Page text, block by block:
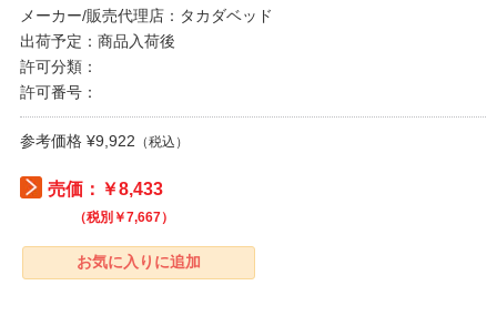
メーカー/販売代理店：タカダベッド
出荷予定：商品入荷後
許可分類：
許可番号：
参考価格 ¥9,922 （税込）
売価：￥8,433
（税別￥7,667）